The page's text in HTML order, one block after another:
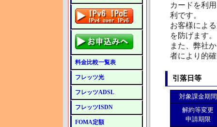
カードを利
利です。
お客様によ
を防げます。
また、弊社
者により的
引落日等
対象課金期間
解約等変更
申請期限
料金比較一覧表
フレッツ光
フレッツADSL
フレッツISDN
FOMA定額